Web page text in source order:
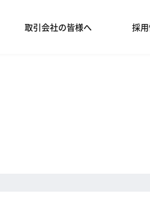
取引会社の皆様へ 採